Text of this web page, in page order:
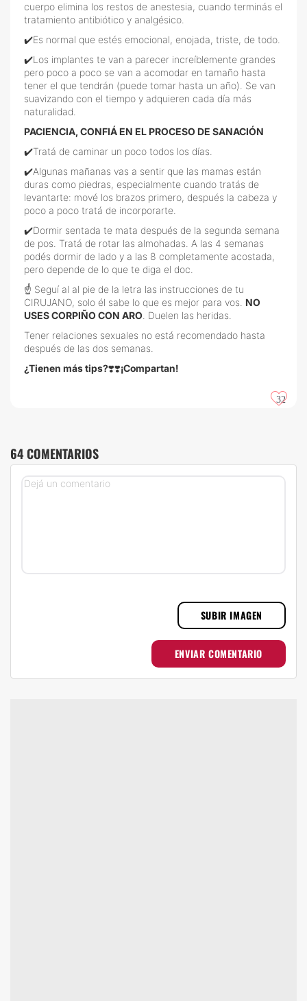
cuerpo elimina los restos de anestesia, cuando terminás el
tratamiento antibiótico y analgésico.
✔️Es normal que estés emocional, enojada, triste, de todo.
✔️Los implantes te van a parecer increíblemente grandes
pero poco a poco se van a acomodar en tamaño hasta
tener el que tendrán (puede tomar hasta un año). Se van
suavizando con el tiempo y adquieren cada día más
naturalidad.
PACIENCIA, CONFIÁ EN EL PROCESO DE SANACIÓN
✔️Tratá de caminar un poco todos los días.
✔️Algunas mañanas vas a sentir que las mamas están
duras como piedras, especialmente cuando tratás de
levantarte: mové los brazos primero, después la cabeza y
poco a poco tratá de incorporarte.
✔️Dormir sentada te mata después de la segunda semana
de pos. Tratá de rotar las almohadas. A las 4 semanas
podés dormir de lado y a las 8 completamente acostada,
pero depende de lo que te diga el doc.
☝ Seguí al al pie de la letra las instrucciones de tu
CIRUJANO, solo él sabe lo que es mejor para vos. NO
USES CORPIÑO CON ARO . Duelen las heridas.
Tener relaciones sexuales no está recomendado hasta
después de las dos semanas.
¿Tienen más tips?❣️❣️¡Compartan!
32
64 COMENTARIOS
SUBIR IMAGEN
ENVIAR COMENTARIO